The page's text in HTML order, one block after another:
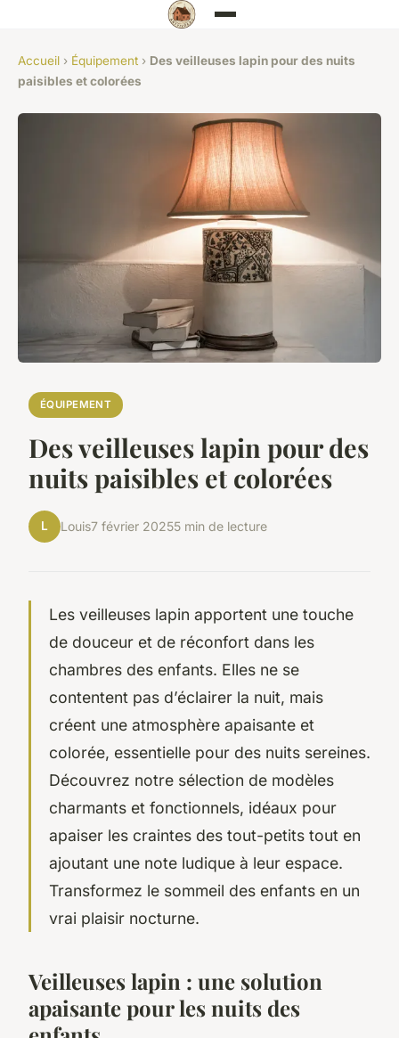
Accueil › Équipement › Des veilleuses lapin pour des nuits
paisibles et colorées
ÉQUIPEMENT
Des veilleuses lapin pour des
nuits paisibles et colorées
L Louis7 février 20255 min de lecture
Les veilleuses lapin apportent une touche
de douceur et de réconfort dans les
chambres des enfants. Elles ne se
contentent pas d’éclairer la nuit, mais
créent une atmosphère apaisante et
colorée, essentielle pour des nuits sereines.
Découvrez notre sélection de modèles
charmants et fonctionnels, idéaux pour
apaiser les craintes des tout-petits tout en
ajoutant une note ludique à leur espace.
Transformez le sommeil des enfants en un
vrai plaisir nocturne.
Veilleuses lapin : une solution
apaisante pour les nuits des